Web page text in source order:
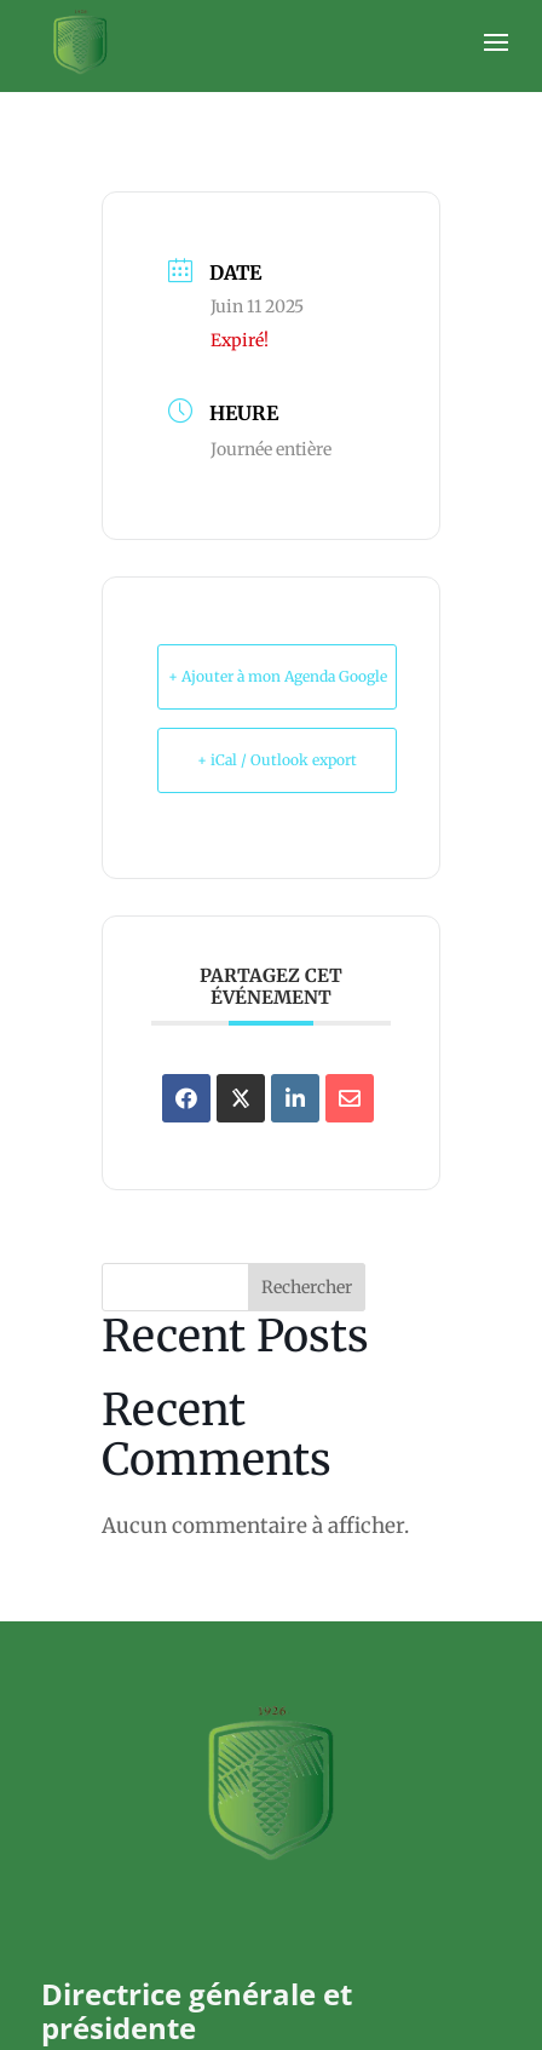
MERCREDI SOIR
DATE
Juin 11 2025
Expiré!
HEURE
Journée entière
+ Ajouter à mon Agenda Google
+ iCal / Outlook export
PARTAGEZ CET
ÉVÉNEMENT
Rechercher
Recent Posts
Recent
Comments
Aucun commentaire à afficher.
Directrice générale et
présidente